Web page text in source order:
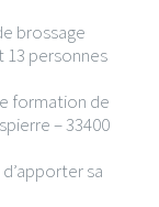
brossage
13 personnes
formation de
– 33400
sa